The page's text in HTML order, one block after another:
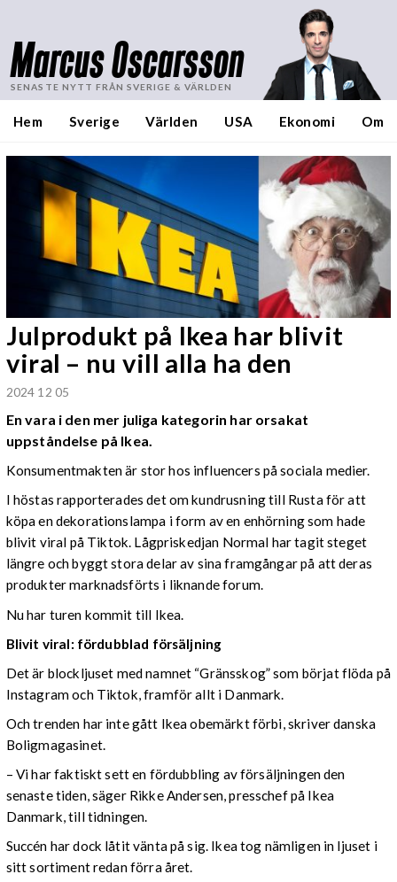
Marcus Oscarsson
SENASTE NYTT FRÅN SVERIGE & VÄRLDEN
Hem Sverige Världen USA Ekonomi Om
Julprodukt på Ikea har blivit
viral – nu vill alla ha den
2024 12 05
En vara i den mer juliga kategorin har orsakat
uppståndelse på Ikea.
Konsumentmakten är stor hos influencers på sociala medier.
I höstas rapporterades det om kundrusning till Rusta för att
köpa en dekorationslampa i form av en enhörning som hade
blivit viral på Tiktok. Lågpriskedjan Normal har tagit steget
längre och byggt stora delar av sina framgångar på att deras
produkter marknadsförts i liknande forum.
Nu har turen kommit till Ikea.
Blivit viral: fördubblad försäljning
Det är blockljuset med namnet “Gränsskog” som börjat flöda på
Instagram och Tiktok, framför allt i Danmark.
Och trenden har inte gått Ikea obemärkt förbi, skriver danska
Boligmagasinet.
– Vi har faktiskt sett en fördubbling av försäljningen den
senaste tiden, säger Rikke Andersen, presschef på Ikea
Danmark, till tidningen.
Succén har dock låtit vänta på sig. Ikea tog nämligen in ljuset i
sitt sortiment redan förra året.